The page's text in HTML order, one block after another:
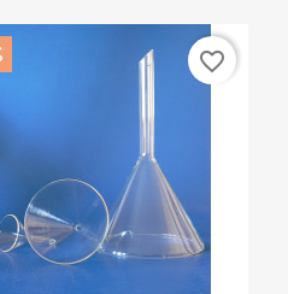
favorite_border